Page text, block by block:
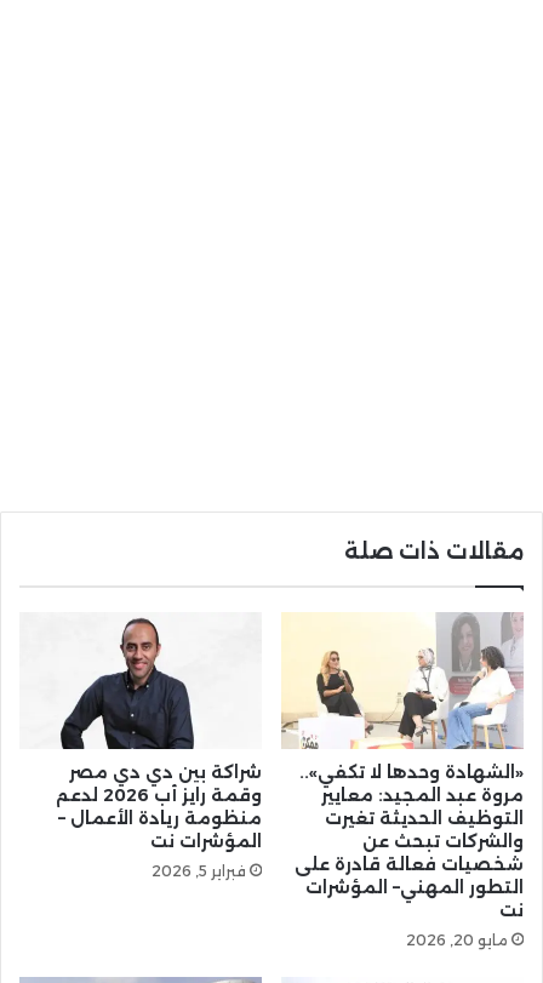
مقالات ذات صلة
«الشهادة وحدها لا تكفي»..
مروة عبد المجيد: معايير
التوظيف الحديثة تغيرت
والشركات تبحث عن
شخصيات فعالة قادرة على
التطور المهني– المؤشرات
نت
مايو 20, 2026
شراكة بين دي دي مصر
وقمة رايز أب 2026 لدعم
منظومة ريادة الأعمال –
المؤشرات نت
فبراير 5, 2026